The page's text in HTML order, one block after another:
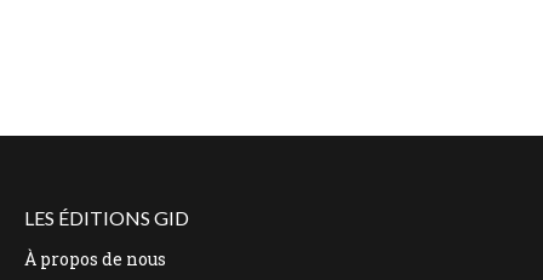
LES ÉDITIONS GID
À propos de nous